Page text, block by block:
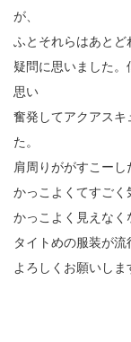
が、
ふとそれらはあと
疑問に思いました
思い
奮発してアクアスキ
た。
肩周りががすこーし
かっこよくてすごく
かっこよく見えなく
タイトめの服装が
よろしくお願いしま